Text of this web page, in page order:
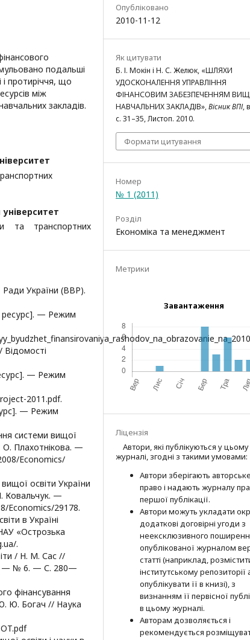
подальші
протиріччя, що
між
закладів.
та транспортних
Ради України (ВВР).
ресурс]. — Режим
— Режим
2011.pdf.
— Режим
системи вищої
О. Плахотнікова. —
Economics/
освіти України
Ковальчук. —
Economics/29178.
в Україні
«Острозька
.
/ Н. М. Сас //
— № 6. — С. 280—
фінансування
Ю. Богач // Наука
Опубліковано
2010-11-12
Як цитувати
Б. І. Мокін і Н. С. Желюк, «ШЛЯХИ
УДОСКОНАЛЕННЯ УПРАВЛІННЯ
ФІНАНСОВИМ ЗАБЕЗПЕЧЕННЯМ
НАВЧАЛЬНИХ ЗАКЛАДІВ»,Вісник ВПІ,
с. 31–35, Листоп. 2010.
Формати цитування
Номер
№ 1 (2011)
Розділ
Економіка та менеджмент
Метрики
Завантаження
Ліцензія
Автори, які публікуються у цьому
журналі, згодні з такими умовами:
Автори зберігають авторське
право і надають журналу
першої публі­кації.
Автори можуть укладати
додат­кові договірні угоди з
неексклюзив­ного
опублікованої журналом
статті (наприклад,
інститутському репозиторії
опубліку­вати її в книзі), з
визнанням її первісної
в цьому журналі.
Авторам дозволяється і
рекомендується